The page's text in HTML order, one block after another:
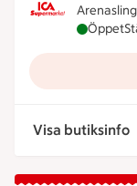
ICAÖppet
Visa butiksinfo